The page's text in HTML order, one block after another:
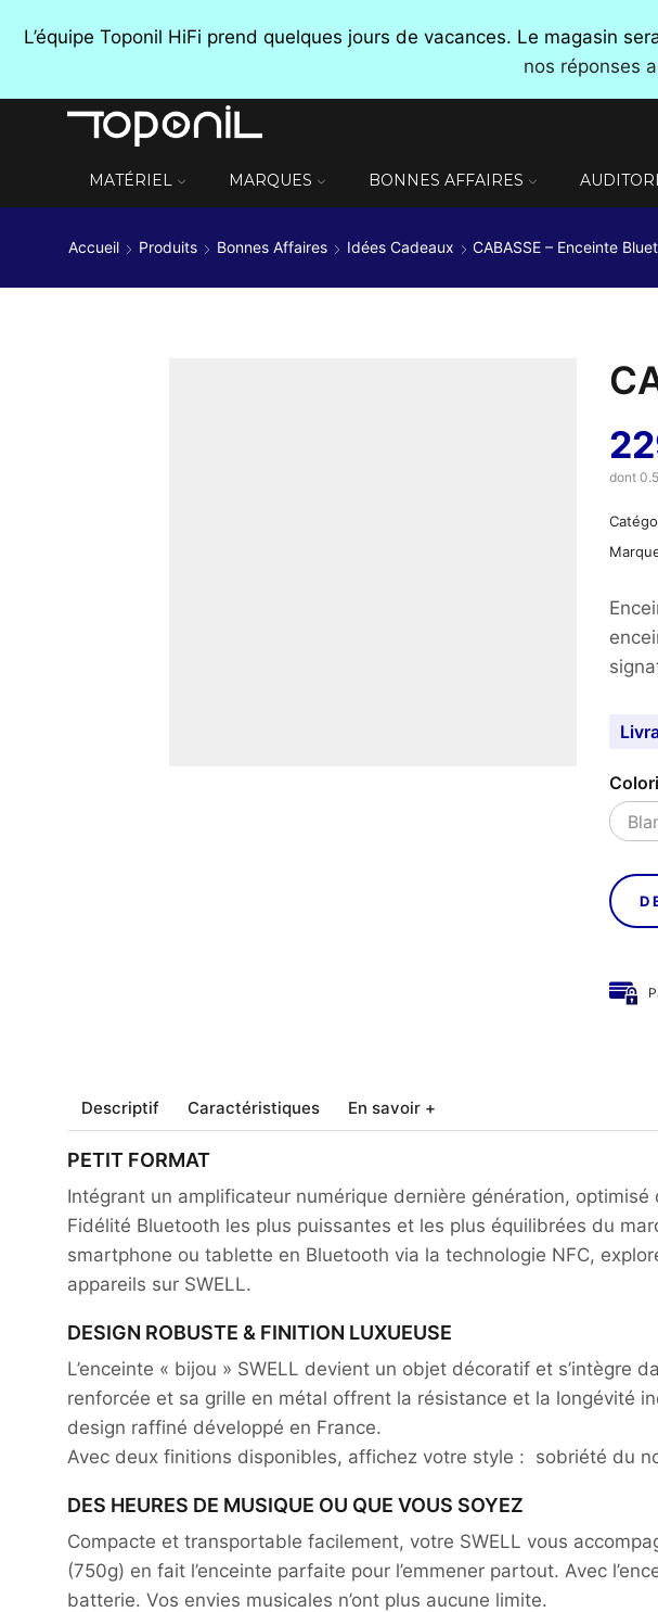
L’équipe Toponil HiFi prend quelques jours de vacances. Le magasin
nos réponses
MATÉRIEL MARQUES BONNES AFFAIRES
Accueil Produits Bonnes Affaires Idées Cadeaux CABASSE – Enceinte
dont
Descriptif Caractéristiques En savoir +
PETIT FORMAT
Intégrant un amplificateur numérique dernière génération,
Fidélité Bluetooth les plus puissantes et les plus équilibrées du
smartphone ou tablette en Bluetooth via la technologie NFC,
appareils sur SWELL.
DESIGN ROBUSTE & FINITION LUXUEUSE
L’enceinte « bijou » SWELL devient un objet décoratif et s’intègre
renforcée et sa grille en métal offrent la résistance et la longévité
design raffiné développé en France.
Avec deux finitions disponibles, affichez votre style : sobriété du
DES HEURES DE MUSIQUE OU QUE VOUS SOYEZ
Compacte et transportable facilement, votre SWELL vous
(750g) en fait l’enceinte parfaite pour l’emmener partout. Avec
batterie. Vos envies musicales n’ont plus aucune limite.